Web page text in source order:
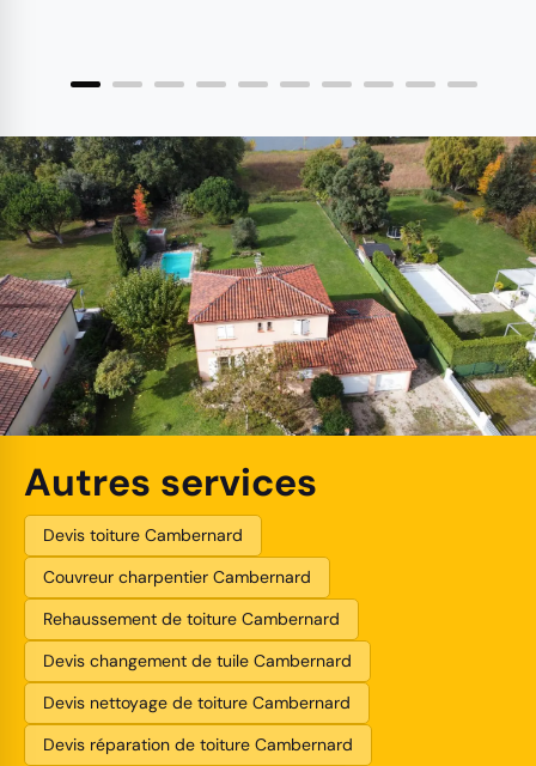
Autres services
Devis toiture Cambernard
Couvreur charpentier Cambernard
Rehaussement de toiture Cambernard
Devis changement de tuile Cambernard
Devis nettoyage de toiture Cambernard
Devis réparation de toiture Cambernard